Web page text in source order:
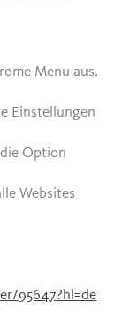
Menu aus.
Einstellungen
Option
Websites
95647?hl=de